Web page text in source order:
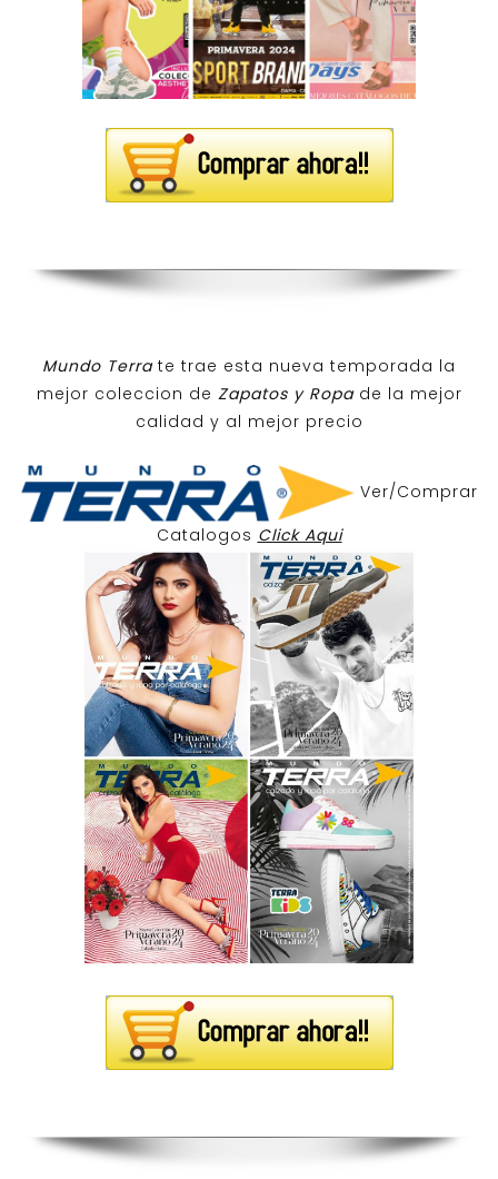
Mundo Terra te trae esta nueva temporada la
mejor coleccion de Zapatos y Ropa de la mejor
calidad y al mejor precio
Ver/Comprar
Catalogos Click Aqui